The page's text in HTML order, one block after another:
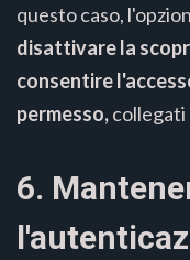
questo caso,
disattivare la
consentire
permesso,collegati
6.